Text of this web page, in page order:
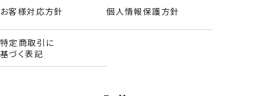
お客様対応方針 個人情報保護方針
特定商取引に
基づく表記